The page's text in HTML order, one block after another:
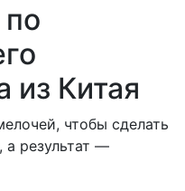
из Китая
чтобы сделать
результат —